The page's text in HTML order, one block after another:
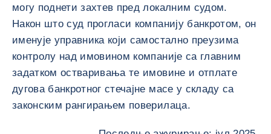
могу поднети захтев пред локалним судом.
Након што суд прогласи компанију банкротом, он
именује управника који самостално преузима
контролу над имовином компаније са главним
задатком остваривања те имовине и отплате
дугова банкротног стечајне масе у складу са
законским рангирањем поверилаца.